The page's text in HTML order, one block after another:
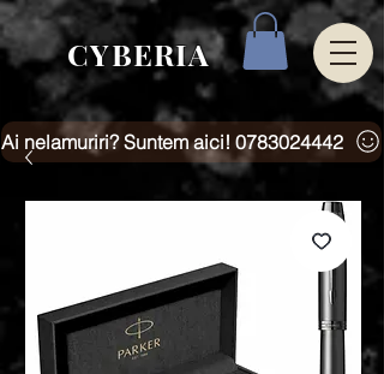
CYBERIA
Ai nelamuriri? Suntem aici! 0783024442